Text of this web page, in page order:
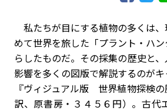
私たちが目にする植物の多くは
めて世界を旅した「プラント・ハ
らしたものだ。その採集の歴史と
影響を多くの図版で解説するのが
『ヴィジュアル版 世界植物探検
訳、原書房・３４５６円）。古代